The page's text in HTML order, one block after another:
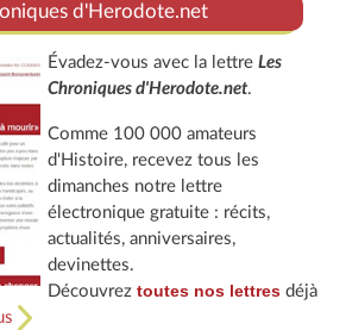
d'Herodote.net
Évadez-vous avec la lettre Les
Chroniques d'Herodote.net.
Comme 100 000 amateurs
d'Histoire, recevez tous les
dimanches notre lettre
électronique gratuite : récits,
actualités, anniversaires,
devinettes.
Découvrez toutes nos lettresdéjà